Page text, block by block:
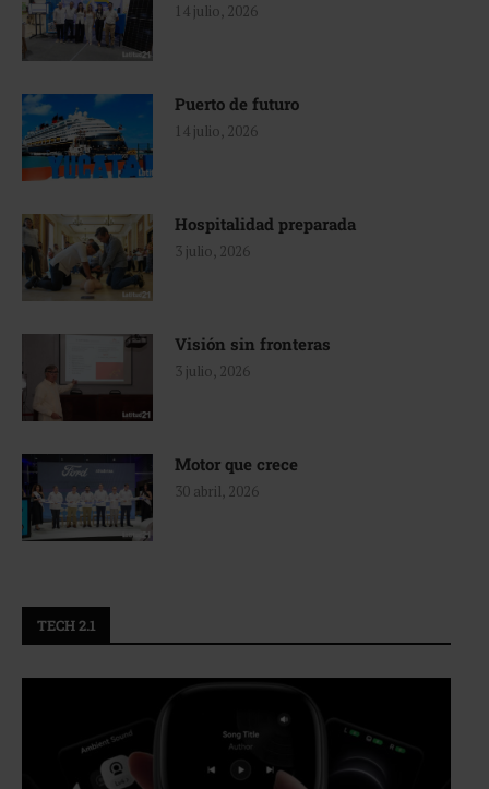
14 julio, 2026
Puerto de futuro
14 julio, 2026
Hospitalidad preparada
3 julio, 2026
Visión sin fronteras
3 julio, 2026
Motor que crece
30 abril, 2026
TECH 2.1